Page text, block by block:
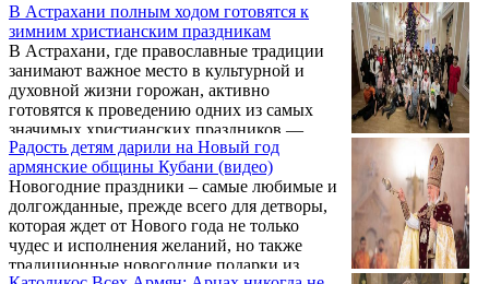
В Астрахани полным ходом готовятся к
зимним христианским праздникам
В Астрахани, где православные традиции
занимают важное место в культурной и
духовной жизни горожан, активно
готовятся к проведению одних из самых
значимых христианских праздников —
Рождества Христова и Крещения Господня.
Как сообщает портал Астрахань Ру , в этом
году особое внимание уделено организации
богослужений и сопутствующих
мероприятий, которые позволят жителям и
гостям города глубже прочувствовать
праздничную атмосферу и религиозный
Радость детям дарили на Новый год
армянские общины Кубани (видео)
Новогодние праздники – самые любимые и
долгожданные, прежде всего для детворы,
которая ждет от Нового года не только
чудес и исполнения желаний, но также
традиционные новогодние подарки из